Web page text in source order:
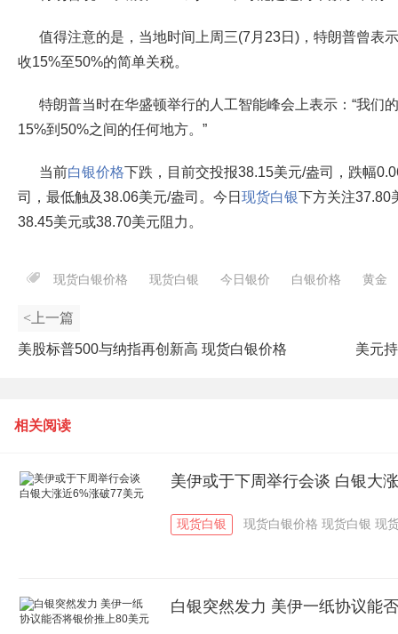
值得注意的是，当地时间上周三(7月23日)，特朗普曾表
收15%至50%的简单关税。
特朗普当时在华盛顿举行的人工智能峰会上表示：“我们
15%到50%之间的任何地方。”
当前白银价格下跌，目前交投报38.15美元/盎司，跌幅
司，最低触及38.06美元/盎司。今日 现货白银下方关注37.80
38.45美元或38.70美元阻力。
现货白银价格 现货白银 今日银价 白银价格 黄金
<上一篇
美股标普500与纳指再创新高 现货白银价格 美元
相关阅读
美伊或于下周举行会谈 白银大
现货白银 现货白银价格 现货白银 现
白银突然发力 美伊一纸协议能